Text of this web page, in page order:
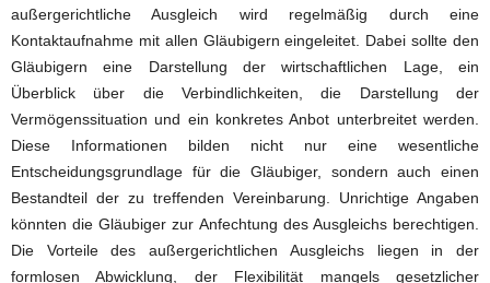
außergerichtliche Ausgleich wird regelmäßig durch eine
Kontaktaufnahme mit allen Gläubigern eingeleitet. Dabei sollte den
Gläubigern eine Darstellung der wirtschaftlichen Lage, ein
Überblick über die Verbindlichkeiten, die Darstellung der
Vermögenssituation und ein konkretes Anbot unterbreitet werden.
Diese Informationen bilden nicht nur eine wesentliche
Entscheidungsgrundlage für die Gläubiger, sondern auch einen
Bestandteil der zu treffenden Vereinbarung. Unrichtige Angaben
könnten die Gläubiger zur Anfechtung des Ausgleichs berechtigen.
Die Vorteile des außergerichtlichen Ausgleichs liegen in der
formlosen Abwicklung, der Flexibilität mangels gesetzlicher